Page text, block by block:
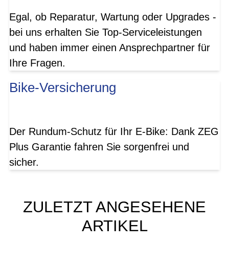
Egal, ob Reparatur, Wartung oder Upgrades -
bei uns erhalten Sie Top-Serviceleistungen
und haben immer einen Ansprechpartner für
Ihre Fragen.
Bike-Versicherung
Der Rundum-Schutz für Ihr E-Bike: Dank ZEG
Plus Garantie fahren Sie sorgenfrei und
sicher.
ZULETZT ANGESEHENE
ARTIKEL